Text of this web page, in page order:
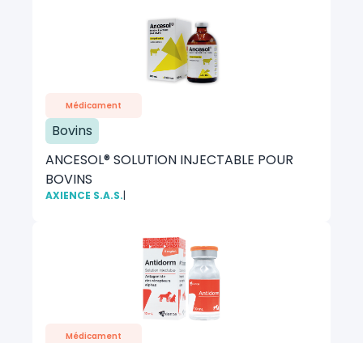
Médicament
Bovins
ANCESOL® SOLUTION INJECTABLE POUR
BOVINS
AXIENCE S.A.S.|
Médicament